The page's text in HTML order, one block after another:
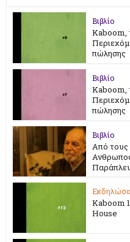
Βιβλίο
Kaboom,
πώλησης
Βιβλίο
Kaboom,
πώλησης
Βιβλίο
Από τους
Kaboom
House